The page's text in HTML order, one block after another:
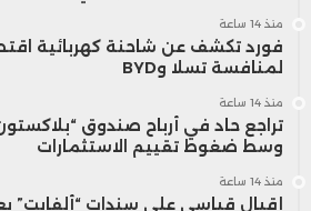
منذ 14 ساعة
لمنافسة تسلا وBYD
منذ 14 ساعة
تراجع حاد في أرباح صندوق
وسط ضغوط تقييم الاستثمارات
منذ 14 ساعة
إقبال قياسي على سندات